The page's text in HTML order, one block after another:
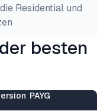
Residential und
besten
PAYG